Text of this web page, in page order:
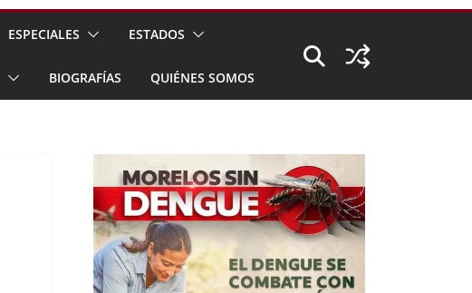
ESPECIALES ESTADOS
BIOGRAFÍAS QUIÉNES SOMOS